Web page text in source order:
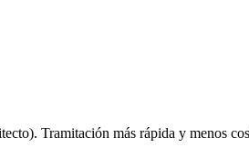
Tramitación más rápida y menos